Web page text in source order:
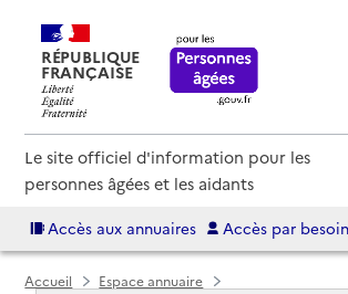
RÉPUBLIQUE
FRANÇAISE
Le site officiel d'information pour les
personnes âgées et les aidants
Accès aux annuaires Accès par besoin
Accueil
Espace annuaire